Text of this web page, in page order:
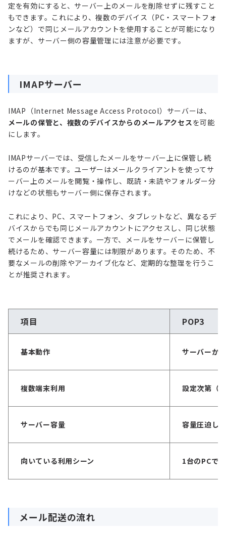
定を有効にすると、サーバー上のメールを削除せずに残すこと
もできます。これにより、複数のデバイス（PC・スマートフォ
ンなど）で同じメールアカウントを使用することが可能になり
ますが、サーバー側の容量管理には注意が必要です。
IMAPサーバー
IMAP（Internet Message Access Protocol）サーバーは、
メールの保管と、複数のデバイスからのメールアクセスを可能
にします。
IMAPサーバーでは、受信したメールをサーバー上に保管し続
けるのが基本です。ユーザーはメールクライアントを使ってサ
ーバー上のメールを閲覧・操作し、既読・未読やフォルダー分
けなどの状態もサーバー側に保存されます。
これにより、PC、スマートフォン、タブレットなど、異なるデ
バイスからでも同じメールアカウントにアクセスし、同じ状態
でメールを確認できます。一方で、メールをサーバーに保管し
続けるため、サーバー容量には制限があります。そのため、不
要なメールの削除やアーカイブ化など、定期的な整理を行うこ
とが推奨されます。
項目 POP3
基本動作 サーバーか
複数端末利用 設定次第（
サーバー容量 容量圧迫し
向いている利用シーン 1台のPCで
メール配送の流れ